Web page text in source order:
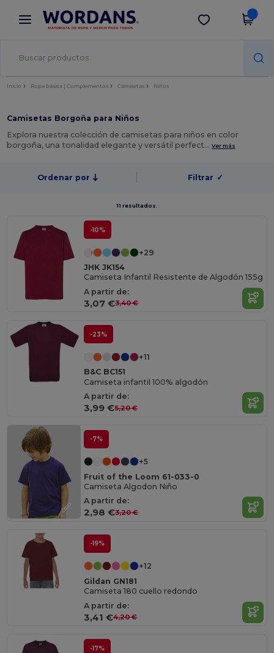
× App de Wordans
¡Mejores precios en app!
Descargar app
Inicio Ropa básica | Complementos Camisetas Niños
Camisetas Borgoña para Niños
Explora nuestra colección de camisetas para niños en color
borgoña, una tonalidad elegante y versátil perfect…Ver más
Ordenar por Filtrar ✓
11 resultados.
-10%
+29
JHK JK154
Camiseta Infantil Resistente de Algodón 155g
A partir de:
3,07 €3,40 €
-23%
+11
B&C BC151
Camiseta infantil 100% algodón
A partir de:
3,99 €5,20 €
-7%
+5
Fruit of the Loom 61-033-0
Camiseta Algodon Niño
A partir de:
2,98 €3,20 €
-19%
+12
Gildan GN181
Camiseta 180 cuello redondo
A partir de:
3,41 €4,20 €
-17%